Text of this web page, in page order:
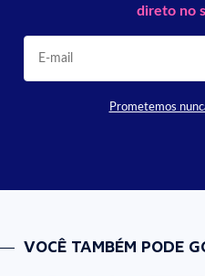
direto no
Prometemos
VOCÊ TAMBÉM PODE